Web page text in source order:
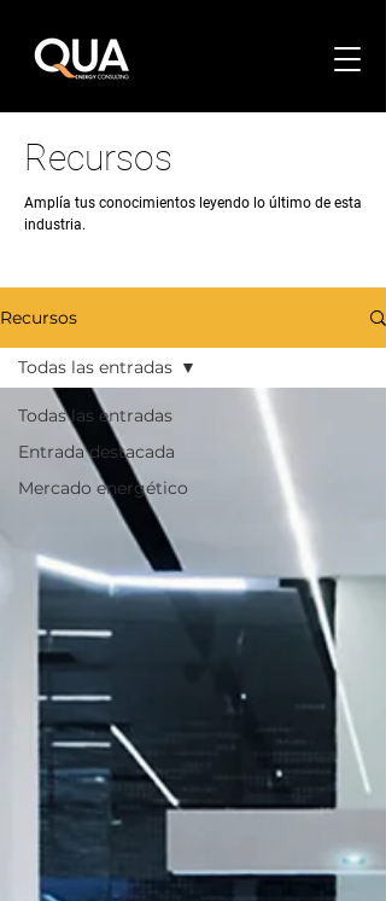
Recursos
Amplía tus conocimientos leyendo lo último de esta
industria.
Recursos
Todas las entradas
Entrada destacada
Mercado energético
Todas las entradas